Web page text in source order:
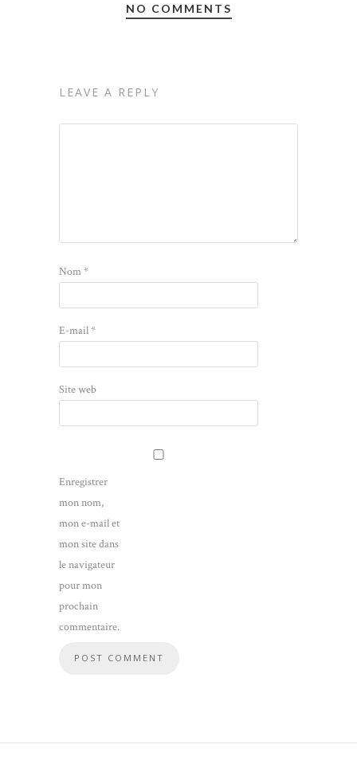
NO COMMENTS
LEAVE A REPLY
Nom*
E-mail*
Site web
Enregistrer
mon nom,
mon e-mail et
mon site dans
le navigateur
pour mon
prochain
commentaire.